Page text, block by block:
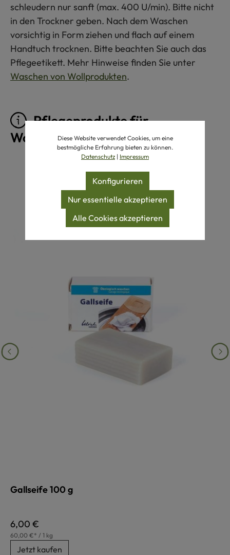
schleudern nur sanft (max. 400 U/min). Bitte nicht
in den Trockner geben. Nach dem Waschen
vorsichtig in Form ziehen und flach auf einem
Handtuch trocknen. Bitte beachten Sie auch das
Pflegeetikett. Mehr Hinweise finden Sie unter
Waschen von Wollprodukten.
Pflegeprodukte für
Wollprodukte
Produktgalerie überspringen
Gallseife 100 g
Regulärer Preis:
6,00 €
60,00 €* / 1 kg
Jetzt kaufen
Diese Website verwendet Cookies, um eine
bestmögliche Erfahrung bieten zu können.
Datenschutz | Impressum
Nur essentielle akzeptieren
Konfigurieren
Alle Cookies akzeptieren